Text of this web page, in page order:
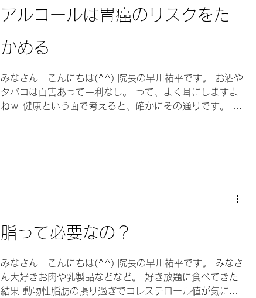
アルコールは胃癌のリスクをた
かめる
みなさん こんにちは(^^) 院長の早川祐平です。 お酒や
タバコは百害あって一利なし。 って、よく耳にしますよ
ねｗ 健康という面で考えると、確かにその通りです。 私
脂って必要なの？
みなさん こんにちは(^^) 院長の早川祐平です。 みなさ
ん大好きお肉や乳製品などなど。 好き放題に食べてきた
結果 動物性脂肪の摂り過ぎでコレステロール値が気にな